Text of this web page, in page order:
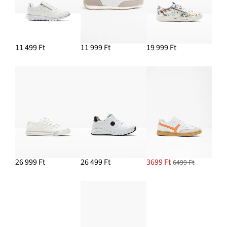
11 499 Ft 11 999 Ft 19 999 Ft
26 999 Ft 26 499 Ft 3699 Ft 6499 Ft